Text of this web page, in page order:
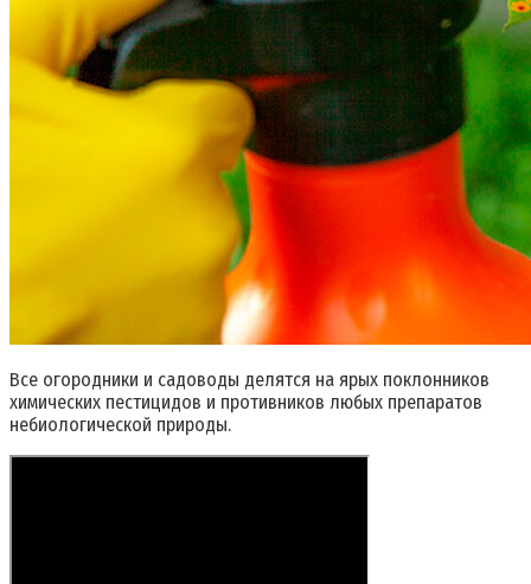
Все огородники и садоводы делятся на ярых поклонников
химических пестицидов и противников любых препаратов
небиологической природы.